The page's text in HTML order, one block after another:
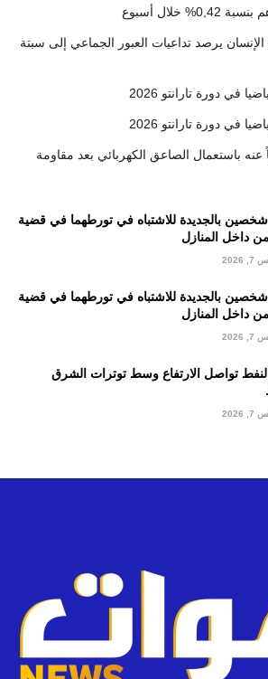
خلال أسبوع
يرصد تداعيات العبور الجماعي إلى سبتة
باستعمال الصاعق الكهربائي بعد مقاومة
بالجديدة للاشتباه في تورطهما في قضية
داخل المنازل
بالجديدة للاشتباه في تورطهما في قضية
داخل المنازل
تواصل الارتفاع وسط توترات الشرق